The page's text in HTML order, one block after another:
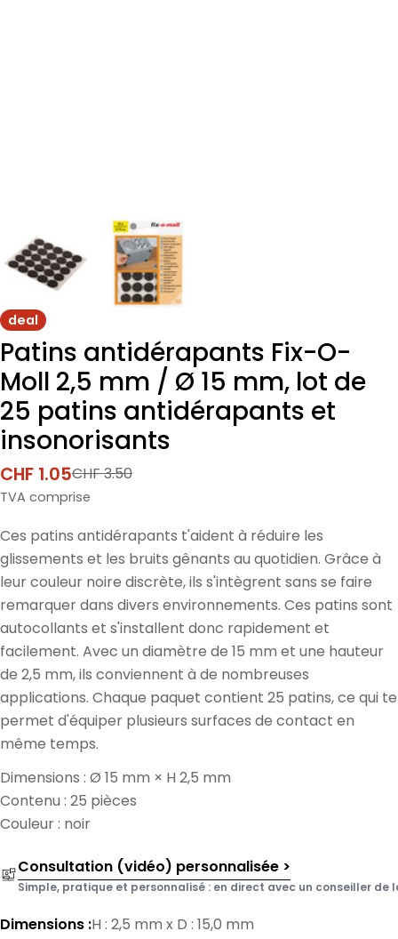
deal
Patins antidérapants Fix-O-
Moll 2,5 mm / Ø 15 mm, lot de
25 patins antidérapants et
insonorisants
Prix
de
CHF 1.05
Prix
normal
CHF 3.50
TVA comprise
Ces patins antidérapants t'aident à réduire les
glissements et les bruits gênants au quotidien. Grâce à
leur couleur noire discrète, ils s'intègrent sans se faire
remarquer dans divers environnements. Ces patins sont
autocollants et s'installent donc rapidement et
facilement. Avec un diamètre de 15 mm et une hauteur
de 2,5 mm, ils conviennent à de nombreuses
applications. Chaque paquet contient 25 patins, ce qui te
permet d'équiper plusieurs surfaces de contact en
même temps.
Dimensions : Ø 15 mm × H 2,5 mm
Contenu : 25 pièces
Couleur : noir
Consultation (vidéo) personnalisée >
Simple, pratique et personnalisé : en direct avec un conseiller de
Dimensions :H : 2,5 mm x D : 15,0 mm